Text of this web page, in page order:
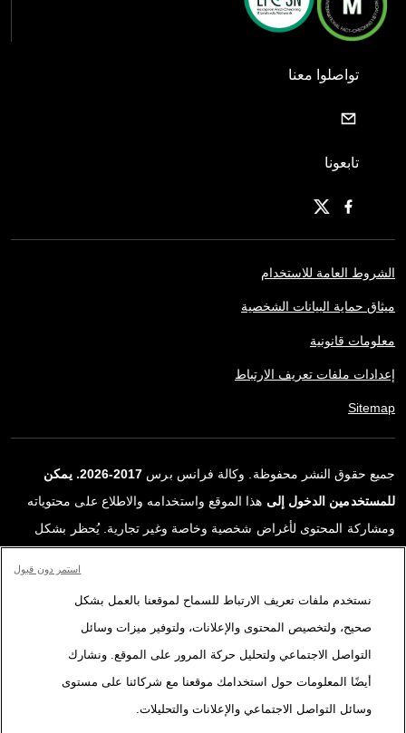
تواصلوا معنا
تابعونا
الشروط العامة للاستخدام
ميثاق حماية البيانات الشخصية
معلومات قانونية
إعدادات ملفات تعريف الارتباط
Sitemap
جميع حقوق النشر محفوظة. وكالة فرانس برس
2017-2026. يمكن
للمستخدمين الدخول إلى هذا الموقع واستخدامه والاطلاع على محتوياته
ومشاركة المحتوى لأغراض شخصية وخاصة وغير تجارية. يُحظر بشكل
ترخيص محددة موقعة مع وكالة فرانس برس. المواد والروابط الواردة في
التقارير، والتي لم تنتجها وكالة فرانس برس، مستخدمة فقط وبالقدر
اللازم كعناصر إثبات لمحتوى هذه التقارير. لم تحصل فرانس برس على أي
حقوق من المؤلفين أو مالكي حقوق النشر لهذا المحتوى ولا تتحمّل أي
مسؤوليّة في هذا الصدد. وكالة فرانس برس وشعارها علامتان تجاريتان
نستخدم ملفات تعريف الارتباط للسماح لموقعنا بالعمل بشكل
صحيح، ولتخصيص المحتوى والإعلانات، ولتوفير ميزات وسائل
التواصل الاجتماعي ولتحليل حركة المرور على الموقع. ونشارك
أيضًا المعلومات حول استخدامك موقعنا مع شركائنا على مستوى
وسائل التواصل الاجتماعي والإعلانات والتحليلات.
استمر دون قبول